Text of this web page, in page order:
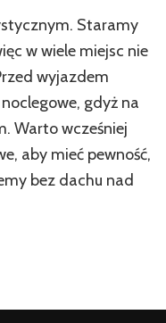
Staramy
w wiele miejsc nie
wyjazdem
gdyż na
Warto wcześniej
aby mieć pewność,
bez dachu nad